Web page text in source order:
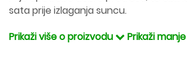
sata prije izlaganja suncu.
Prikaži više o proizvodu
Prikaži manje